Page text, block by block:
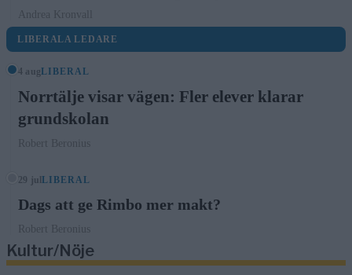
Andrea Kronvall
LIBERALA LEDARE
4 aug LIBERAL
Norrtälje visar vägen: Fler elever klarar
grundskolan
Robert Beronius
29 julLIBERAL
Dags att ge Rimbo mer makt?
Robert Beronius
Kultur/Nöje